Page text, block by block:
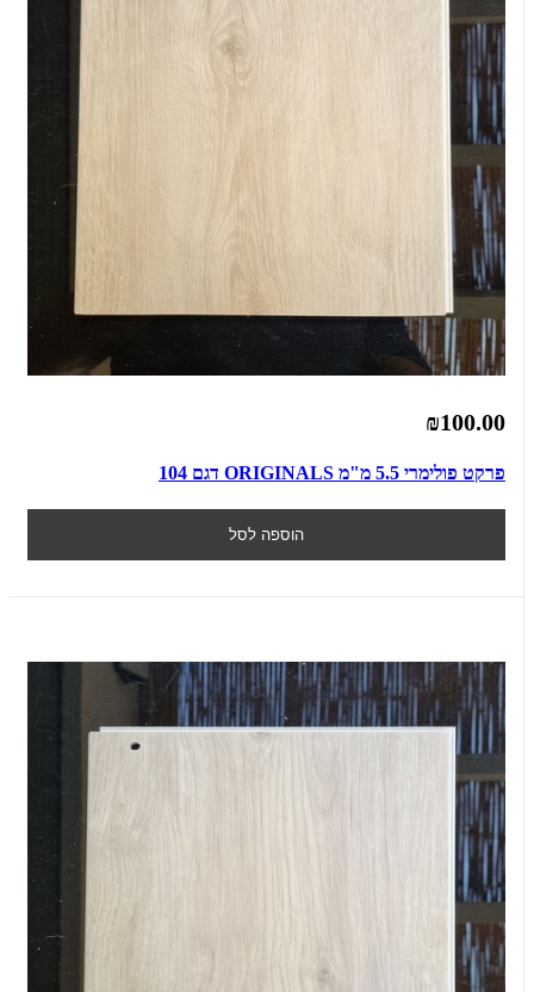
₪100.00
פרקט פולימרי 5.5 מ"מ ORIGINALS דגם 104
הוספה לסל